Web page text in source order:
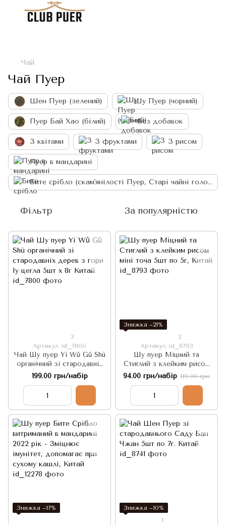
Чай
Чай Пуер
Шен Пуер (зелений) Шу Пуер (чорний)
Пуер Бай Хао (білий) Без добавок
З квітами З фруктами З рисом
Пуер в мандарині
Бите срібло (скам'янілості Пуер, Старі чайні голови)
Фільтр За популярністю
3
Артикул: id_7800
Чай Шу пуер Yì Wǔ Gǔ Shù
органічний зі стародавніх
дерев з гори Іу цегла 5шт х
8г Китай
199.00 грн/набір
Знижка −21%
2
Артикул: id_8793
Шу пуер Міцний та
Стиглий з клейким рисом
міні точа 5шт по 5г, Китай
94.00 грн/набір 119.00 грн
Знижка −17%
Знижка −10%
1